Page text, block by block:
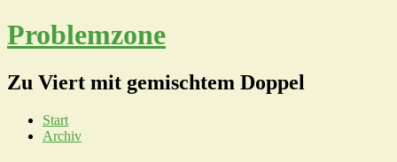
Problemzone
Zu Viert mit gemischtem Doppel
Start
Archiv